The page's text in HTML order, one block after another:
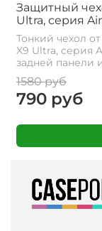
Защитный
Ultra, серия
Тонкий чехол
X9 Ultra, серия
задней панели
1580 руб
790 руб